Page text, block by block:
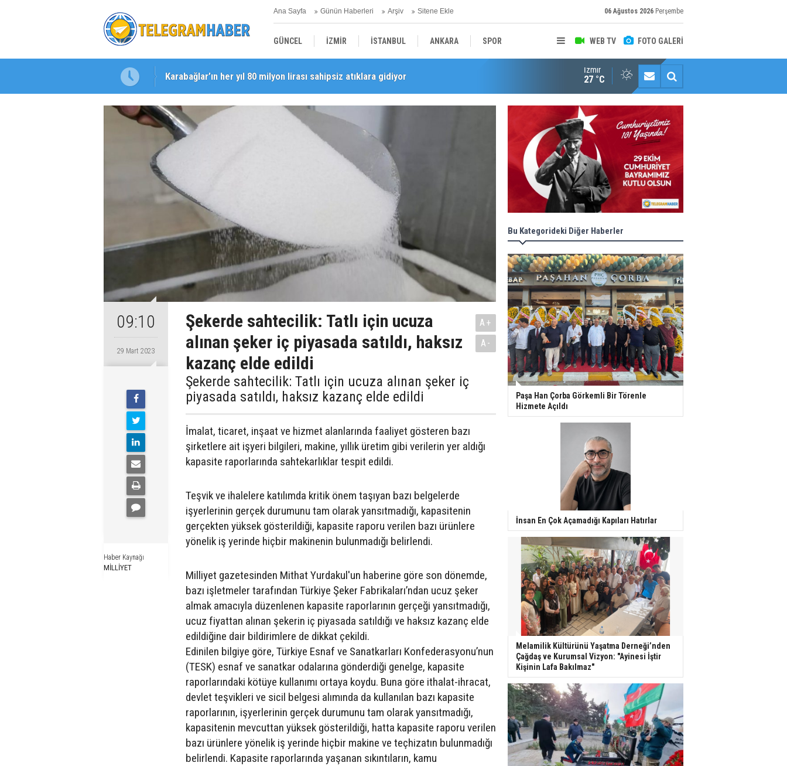
Ana Sayfa Günün Haberleri Arşiv Sitene Ekle 06 Ağustos 2026 Perşembe
WEB TV FOTO GALERİ
GÜNCEL İZMİR İSTANBUL ANKARA SPOR
YEREL SAĞLIK EKONOMİ
Karabağlar’ın her yıl 80 milyon lirası sahipsiz atıklara gidiyor
Başkan Eşki’den Çamdibi’nde esnaf turu
Halk istedi, ESHOT düzenledi
İzmir
27 °C
09:10
29 Mart 2023
Haber Kaynağı
MİLLİYET
Şekerde sahtecilik: Tatlı için ucuza
alınan şeker iç piyasada satıldı, haksız
kazanç elde edildi
Şekerde sahtecilik: Tatlı için ucuza alınan şeker iç
piyasada satıldı, haksız kazanç elde edildi
A+
A-
İmalat, ticaret, inşaat ve hizmet alanlarında faaliyet gösteren bazı
şirketlere ait işyeri bilgileri, makine, yıllık üretim gibi verilerin yer aldığı
kapasite raporlarında sahtekarlıklar tespit edildi.
Teşvik ve ihalelere katılımda kritik önem taşıyan bazı belgelerde
işyerlerinin gerçek durumunu tam olarak yansıtmadığı, kapasitenin
gerçekten yüksek gösterildiği, kapasite raporu verilen bazı ürünlere
yönelik iş yerinde hiçbir makinenin bulunmadığı belirlendi.
Milliyet gazetesinden Mithat Yurdakul'un haberine göre son dönemde,
bazı işletmeler tarafından Türkiye Şeker Fabrikaları’ndan ucuz şeker
almak amacıyla düzenlenen kapasite raporlarının gerçeği yansıtmadığı,
ucuz fiyattan alınan şekerin iç piyasada satıldığı ve haksız kazanç elde
edildiğine dair bildirimlere de dikkat çekildi.
Edinilen bilgiye göre, Türkiye Esnaf ve Sanatkarları Konfederasyonu’nun
(TESK) esnaf ve sanatkar odalarına gönderdiği genelge, kapasite
raporlarındaki kötüye kullanımı ortaya koydu. Buna göre ithalat-ihracat,
devlet teşvikleri ve sicil belgesi alımında da kullanılan bazı kapasite
raporlarının, işyerlerinin gerçek durumunu tam olarak yansıtmadığı,
kapasitenin mevcuttan yüksek gösterildiği, hatta kapasite raporu verilen
bazı ürünlere yönelik iş yerinde hiçbir makine ve teçhizatın bulunmadığı
belirlendi. Kapasite raporlarında yaşanan sıkıntıların, kamu
Bu Kategorideki Diğer Haberler
Paşa Han Çorba Görkemli Bir Törenle
Hizmete Açıldı
İnsan En Çok Açamadığı Kapıları Hatırlar
Melamilik Kültürünü Yaşatma Derneği’nden
Çağdaş ve Kurumsal Vizyon: "Ayinesi İştir
Kişinin Lafa Bakılmaz"